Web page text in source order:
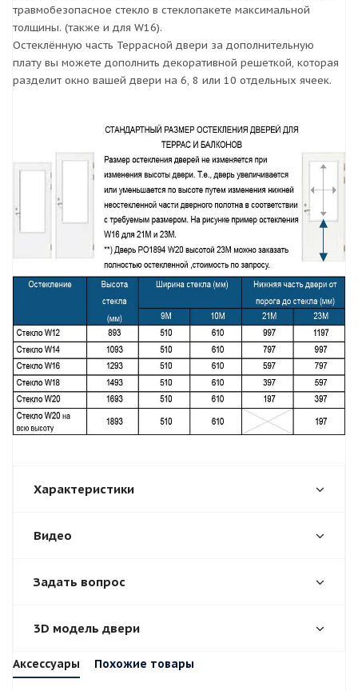
травмобезопасное стекло в стеклопакете максимальной
толщины. (также и для W16).
Остеклённую часть Террасной двери за дополнительную
плату вы можете дополнить декоративной решеткой, которая
разделит окно вашей двери на 6, 8 или 10 отдельных ячеек.
Характеристики
Видео
Задать вопрос
3D модель двери
Аксессуары Похожие товары